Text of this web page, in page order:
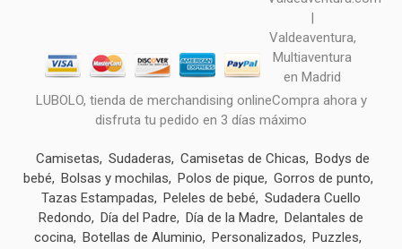
LUBOLO, tienda de merchandising onlineCompra ahora y
disfruta tu pedido en 3 días máximo
Camisetas Sudaderas Camisetas de Chicas
Bodys de
bebé
Bolsas y mochilas Polos de pique
Gorros de punto
Tazas Estampadas
Peleles de bebé
Sudadera Cuello
Redondo
Día del Padre Día de la Madre
Delantales de
cocina Botellas de Aluminio Personalizados
Puzzles